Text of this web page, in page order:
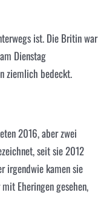
ist. Die Britin war
Dienstag
ziemlich bedeckt.
2016, aber zwei
seit sie 2012
irgendwie kamen sie
Eheringen gesehen,